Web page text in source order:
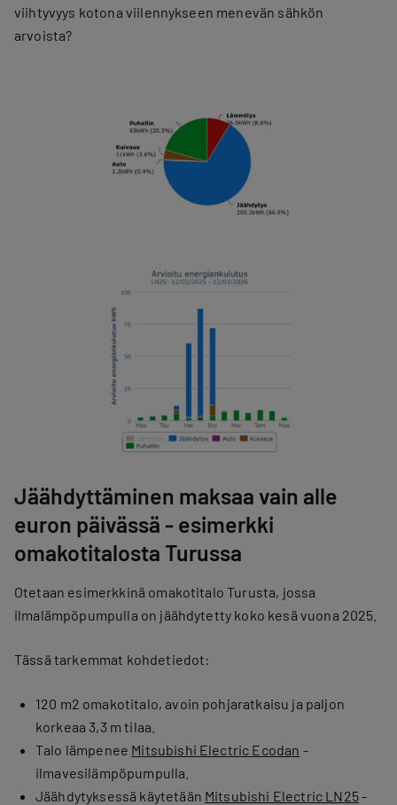
viihtyvyys kotona viilennykseen menevän sähkön
arvoista?
Jäähdyttäminen maksaa vain alle
euron päivässä - esimerkki
omakotitalosta Turussa
Otetaan esimerkkinä omakotitalo Turusta, jossa
ilmalämpöpumpulla on jäähdytetty koko kesä vuona 2025.
Tässä tarkemmat kohdetiedot:
120 m2 omakotitalo, avoin pohjaratkaisu ja paljon
korkeaa 3,3 m tilaa.
Talo lämpenee Mitsubishi Electric Ecodan -
ilmavesilämpöpumpulla.
Jäähdytyksessä käytetään Mitsubishi Electric LN25-